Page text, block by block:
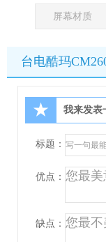
屏幕材质
台电酷玛
★ 我来发表
标题：
优点：
缺点：